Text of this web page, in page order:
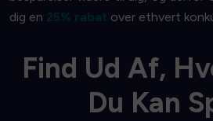
dig en 25% rabat over ethvert
Find Ud Af,
Du Kan